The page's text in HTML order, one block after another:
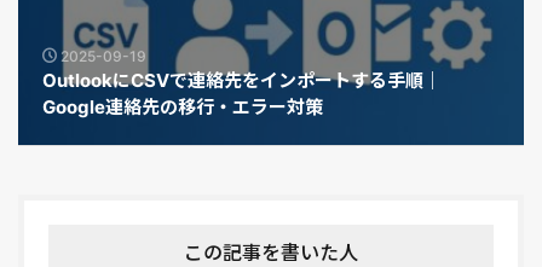
2025-09-19
OutlookにCSVで連絡先をインポートする手順｜
Google連絡先の移行・エラー対策
この記事を書いた人